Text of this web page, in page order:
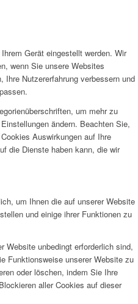
Gerät eingestellt werden. Wir
wenn Sie unsere Websites
Ihre Nutzererfahrung verbessern und
um mehr zu
ändern. Beachten Sie,
Auswirkungen auf Ihre
die Dienste haben kann, die wir
um Ihnen die auf unserer Website
und einige ihrer Funktionen zu
Website unbedingt erforderlich sind,
Funktionsweise unserer Website zu
oder löschen, indem Sie Ihre
aller Cookies auf dieser